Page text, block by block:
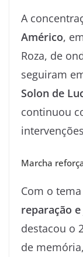
A
Américo,
Roza, de
seguiram
Solon de
continuou
Marcha
Com o tema
reparação
destacou o
de